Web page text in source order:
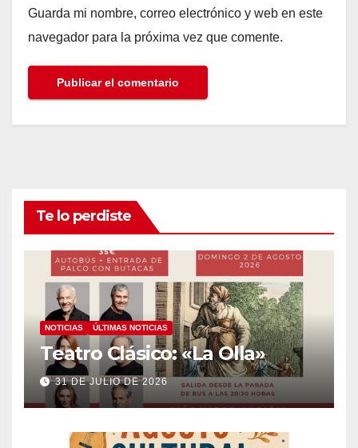
Guarda mi nombre, correo electrónico y web en este
navegador para la próxima vez que comente.
Te lo perdiste
NOTICIAS ÚLTIMAS NOTICIAS
Teatro Clásico: «La Olla»
31 DE JULIO DE 2026